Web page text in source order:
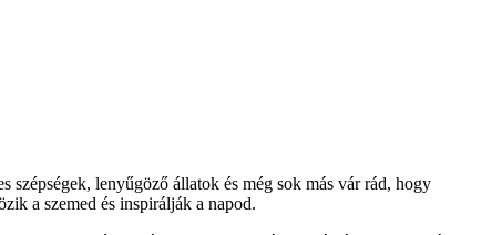
lenyűgöző állatok és még sok más vár rád, hogy
a szemed és inspirálják a napod.